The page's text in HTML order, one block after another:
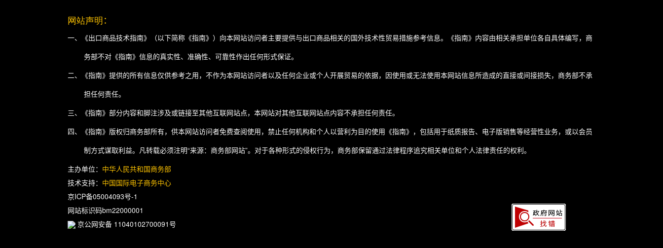
网站声明 ：
一、《出口商品技术指南》（以下简称《指南》）向本网站访问者主要提供与出口商品相关的国外技术性贸易措施参考信息。《指南》内容由相关承担单位各自具体编写，商
务部不对《指南》信息的真实性、准确性、可靠性作出任何形式保证。
二、《指南》提供的所有信息仅供参考之用，不作为本网站访问者以及任何企业或个人开展贸易的依据，因使用或无法使用本网站信息所造成的直接或间接损失，商务部不承
担任何责任。
三、《指南》部分内容和脚注涉及或链接至其他互联网站点，本网站对其他互联网站点内容不承担任何责任。
四、《指南》版权归商务部所有，供本网站访问者免费查阅使用，禁止任何机构和个人以营利为目的使用《指南》，包括用于纸质报告、电子版销售等经营性业务，或以会员
制方式谋取利益。凡转载必须注明“来源：商务部网站”。对于各种形式的侵权行为，商务部保留通过法律程序追究相关单位和个人法律责任的权利。
主办单位： 中华人民共和国商务部
技术支持： 中国国际电子商务中心
京ICP备05004093号-1
网站标识码bm22000001
京公网安备 11040102700091号